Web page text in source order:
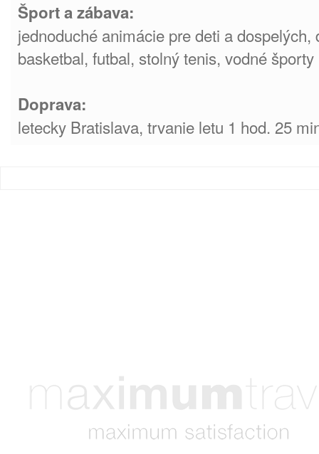
Šport a zábava:
jednoduché animácie pre deti a dospelých,
basketbal, futbal, stolný tenis, vodné
Doprava:
letecky Bratislava, trvanie letu 1 hod. 25